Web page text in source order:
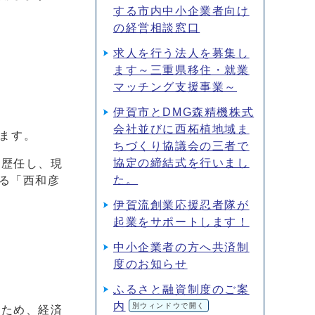
す。
任し、現
「西和彦
め、経済
する市内中小企業者向け
の経営相談窓口
求人を行う法人を募集し
ます～三重県移住・就業
マッチング支援事業～
伊賀市とDMG森精機株式
会社並びに西柘植地域ま
ちづくり協議会の三者で
協定の締結式を行いまし
た。
伊賀流創業応援忍者隊が
起業をサポートします！
中小企業者の方へ共済制
度のお知らせ
ふるさと融資制度のご案
内
別ウィンドウで開く